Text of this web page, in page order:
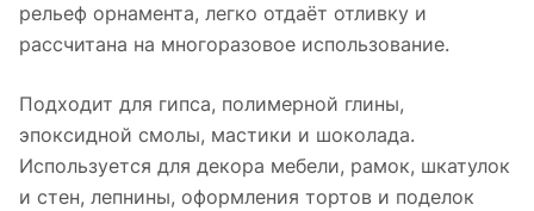
рельеф орнамента, легко отдаёт отливку и
рассчитана на многоразовое использование.
Подходит для гипса, полимерной глины,
эпоксидной смолы, мастики и шоколада.
Используется для декора мебели, рамок, шкатулок
и стен, лепнины, оформления тортов и поделок